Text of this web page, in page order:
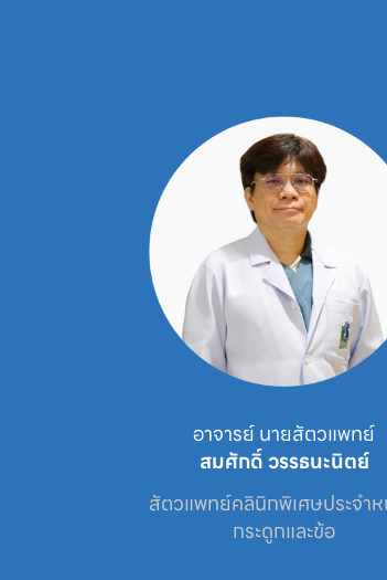
อาจารย์ นายสัตวแพทย์
สมศักดิ์ วรรธนะนิตย์
สัตวแพทย์คลินิกพิเศษประจำห
กระดูกและข้อ